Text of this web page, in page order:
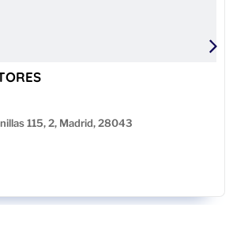
115, 2, Madrid, 28043